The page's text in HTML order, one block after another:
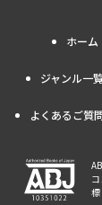
ホーム
ジャンル一
よくあるご質
標